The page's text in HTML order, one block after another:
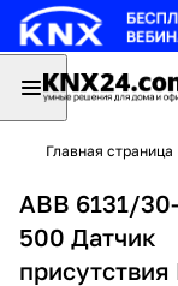
Главная страница
ABB 6131/
500 Датчик
присутствия